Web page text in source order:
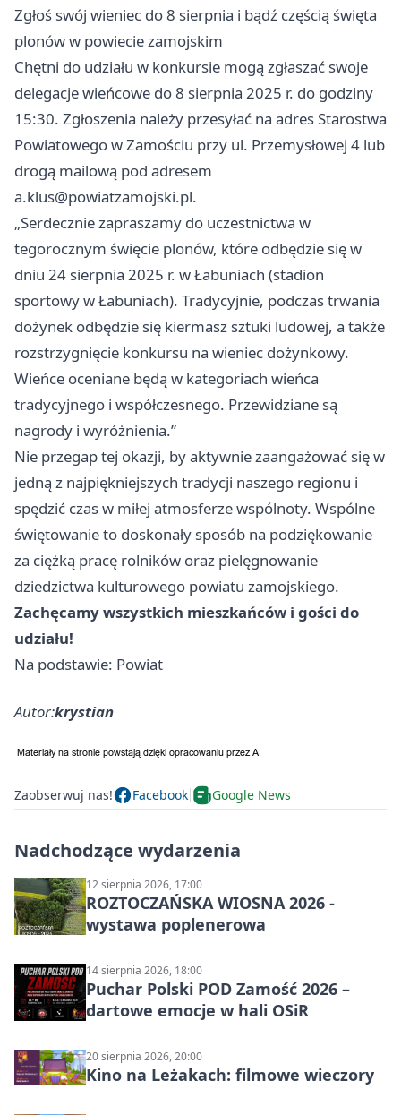
Zgłoś swój wieniec do 8 sierpnia i bądź częścią święta
plonów w powiecie zamojskim
Chętni do udziału w konkursie mogą zgłaszać swoje
delegacje wieńcowe do 8 sierpnia 2025 r. do godziny
15:30. Zgłoszenia należy przesyłać na adres Starostwa
Powiatowego w Zamościu przy ul. Przemysłowej 4 lub
drogą mailową pod adresem
a.klus@powiatzamojski.pl.
„Serdecznie zapraszamy do uczestnictwa w
tegorocznym święcie plonów, które odbędzie się w
dniu 24 sierpnia 2025 r. w Łabuniach (stadion
sportowy w Łabuniach). Tradycyjnie, podczas trwania
dożynek odbędzie się kiermasz sztuki ludowej, a także
rozstrzygnięcie konkursu na wieniec dożynkowy.
Wieńce oceniane będą w kategoriach wieńca
tradycyjnego i współczesnego. Przewidziane są
nagrody i wyróżnienia.”
Nie przegap tej okazji, by aktywnie zaangażować się w
jedną z najpiękniejszych tradycji naszego regionu i
spędzić czas w miłej atmosferze wspólnoty. Wspólne
świętowanie to doskonały sposób na podziękowanie
za ciężką pracę rolników oraz pielęgnowanie
dziedzictwa kulturowego powiatu zamojskiego.
Zachęcamy wszystkich mieszkańców i gości do
udziału!
Na podstawie: Powiat
Autor:krystian
Zaobserwuj nas! Facebook Google News
Nadchodzące wydarzenia
12 sierpnia 2026, 17:00
ROZTOCZAŃSKA WIOSNA 2026 -
wystawa poplenerowa
14 sierpnia 2026, 18:00
Puchar Polski POD Zamość 2026 –
dartowe emocje w hali OSiR
20 sierpnia 2026, 20:00
Kino na Leżakach: filmowe wieczory